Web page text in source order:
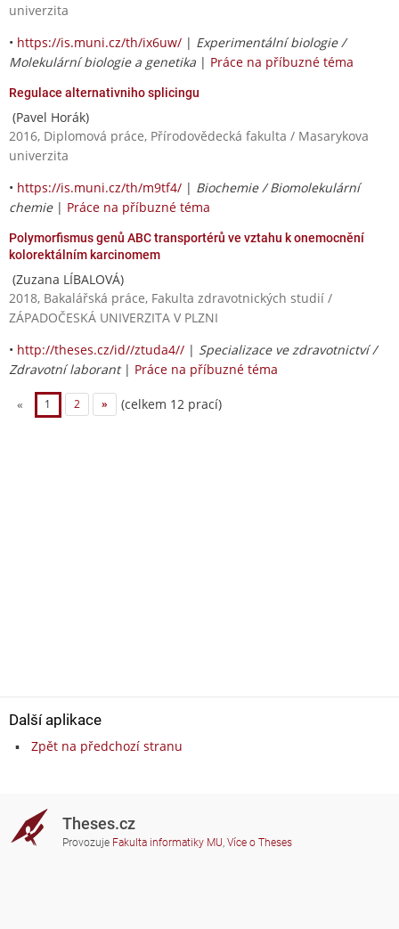
univerzita
• https://is.muni.cz/th/ix6uw/ | Experimentální biologie /
Molekulární biologie a genetika | Práce na příbuzné téma
Regulace alternativniho splicingu
(Pavel Horák)
2016, Diplomová práce, Přírodovědecká fakulta / Masarykova
univerzita
• https://is.muni.cz/th/m9tf4/ | Biochemie / Biomolekulární
chemie| Práce na příbuzné téma
Polymorfismus genů ABC transportérů ve vztahu k onemocnění
kolorektálním karcinomem
(Zuzana LÍBALOVÁ)
2018, Bakalářská práce, Fakulta zdravotnických studií /
ZÁPADOČESKÁ UNIVERZITA V PLZNI
• http://theses.cz/id//ztuda4// | Specializace ve zdravotnictví /
Zdravotní laborant| Práce na příbuzné téma
« 1 2 » (celkem 12 prací)
Další aplikace
Zpět na předchozí stranu
Theses.cz
Provozuje Fakulta informatiky MU, Více o Theses